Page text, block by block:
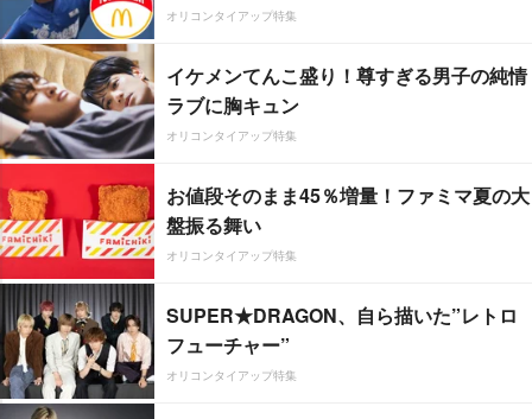
オリコンタイアップ特集
イケメンてんこ盛り！尊すぎる男子の純情
ラブに胸キュン
オリコンタイアップ特集
お値段そのまま45％増量！ファミマ夏の大
盤振る舞い
オリコンタイアップ特集
SUPER★DRAGON、自ら描いた”レトロ
フューチャー”
オリコンタイアップ特集